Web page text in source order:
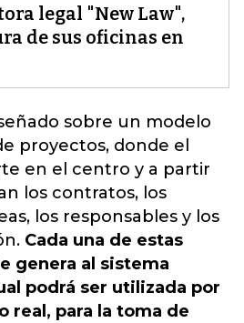
legal "New Law",
de sus oficinas en
sobre un modelo
proyectos, donde el
en el centro y a partir
los contratos, los
los responsables y los
Cada una de estas
genera al sistema
podrá ser utilizada por
real, para la toma de